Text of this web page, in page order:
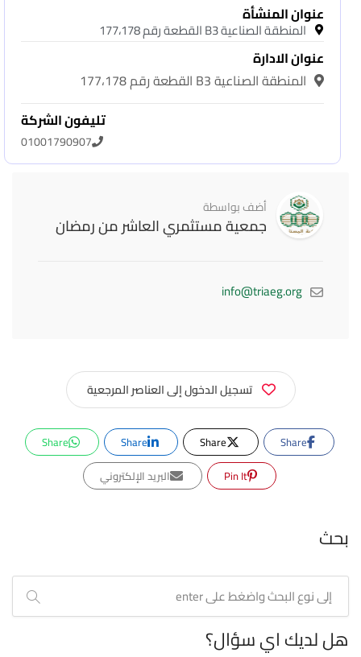
عنوان المنشأة
المنطقة الصناعية B3 القطعة رقم 177،178
عنوان الادارة
المنطقة الصناعية B3 القطعة رقم 177،178
تليفون الشركة
01001790907
أضف بواسطة
جمعية مستثمري العاشر من رمضان
info@triaeg.org
تسجيل الدخول إلى العناصر المرجعية
Share
Share
Share
Share
Pin It
البريد الإلكتروني
بحث
هل لديك اي سؤال؟